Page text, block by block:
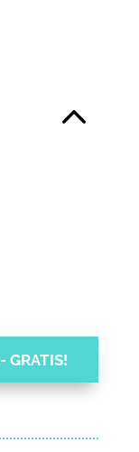
GRATIS!